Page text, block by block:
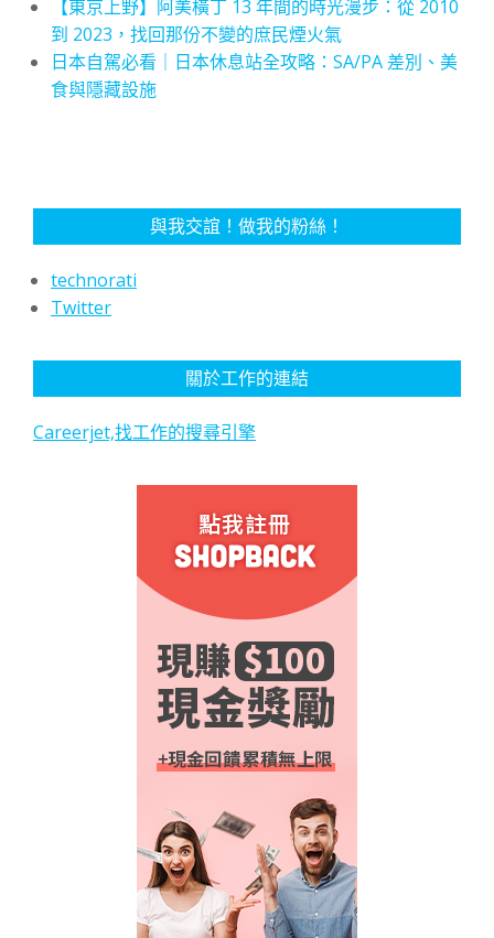
【東京上野】阿美橫丁 13 年間的時光漫步：從 2010
到 2023，找回那份不變的庶民煙火氣
日本自駕必看｜日本休息站全攻略：SA/PA 差別、美
食與隱藏設施
與我交誼！做我的粉絲！
technorati
Twitter
關於工作的連結
Careerjet,找工作的搜尋引擎